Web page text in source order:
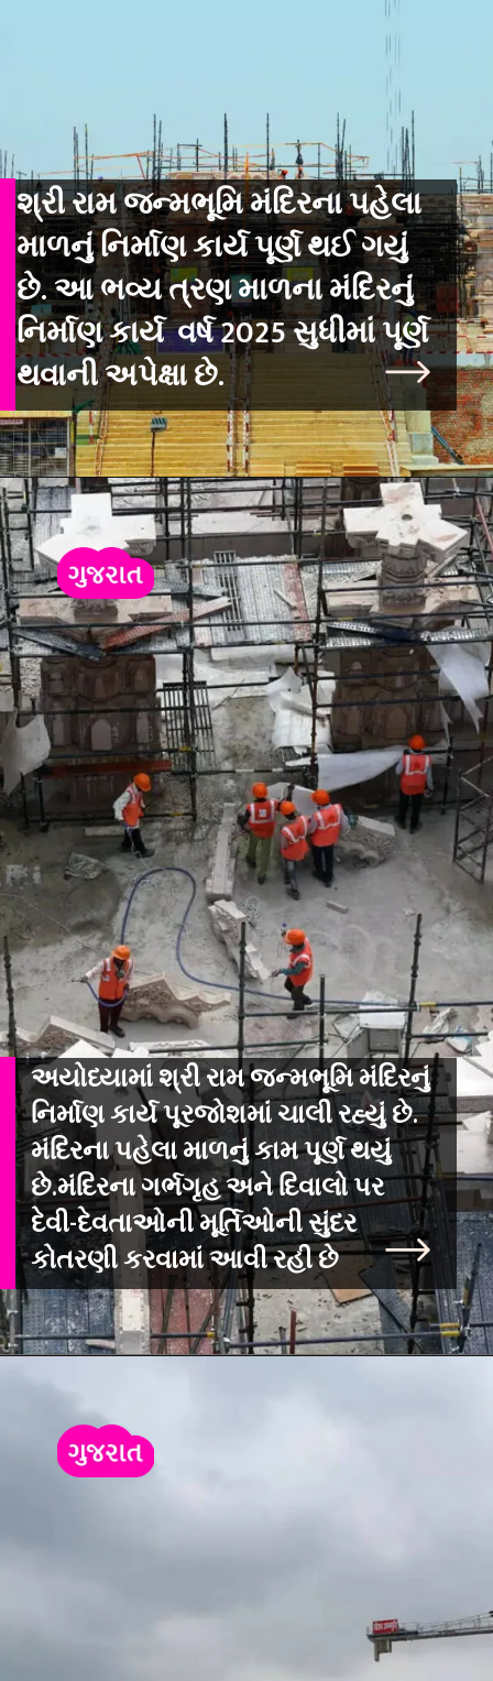
શ્રી રામ જન્મભૂમિ મંદિરના પહેલા
માળનું નિર્માણ કાર્ય પૂર્ણ થઈ ગયું
છે. આ ભવ્ય ત્રણ માળના મંદિરનું
નિર્માણ કાર્ય વર્ષ 2025 સુધીમાં પૂર્ણ
થવાની અપેક્ષા છે.
અયોધ્યામાં શ્રી રામ જન્મભૂમિ મંદિરનું
નિર્માણ કાર્ય પૂરજોશમાં ચાલી રહ્યું છે.
મંદિરના પહેલા માળનું કામ પૂર્ણ થયું
છે.મંદિરના ગર્ભગૃહ અને દિવાલો પર
દેવી-દેવતાઓની મૂર્તિઓની સુંદર
કોતરણી કરવામાં આવી રહી છે